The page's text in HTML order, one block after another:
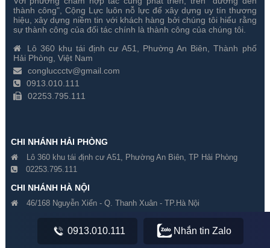
thành công", Cộng Lực luôn nỗ lực để xây dựng uy tín thương
hiệu, xây dựng niềm tin với khách hàng bởi chúng tôi hiểu rằng
sự thành công của đối tác chính là thành công của chúng tôi.
Lô 360 khu tái định cư A51, Phường An Biên, Thành phố
Hải Phòng, Việt Nam
congluccctv@gmail.com
0913.010.111
02253.795.111
CHI NHÁNH HẢI PHÒNG
Lô 360 khu tái định cư A51, Phường An Biên, TP Hải Phòng
02253.795.111
CHI NHÁNH HÀ NỘI
46/168 Nguyễn Xiển - Q. Thanh Xuân - TP.Hà Nội
CHI NHÁNH THÁI BÌNH
0913.010.111 Nhắn tin Zalo